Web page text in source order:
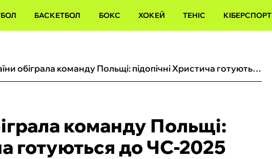
БАСКЕТБОЛ БОКС ХОКЕЙ ТЕНІС КІБЕРСПОРТ
Збірна України обіграла команду Польщі: підопічні Христича готуються до ЧС-2025
команду Польщі:
готуються до ЧС-2025